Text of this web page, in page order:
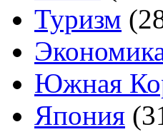
Туризм
Южная
Япония